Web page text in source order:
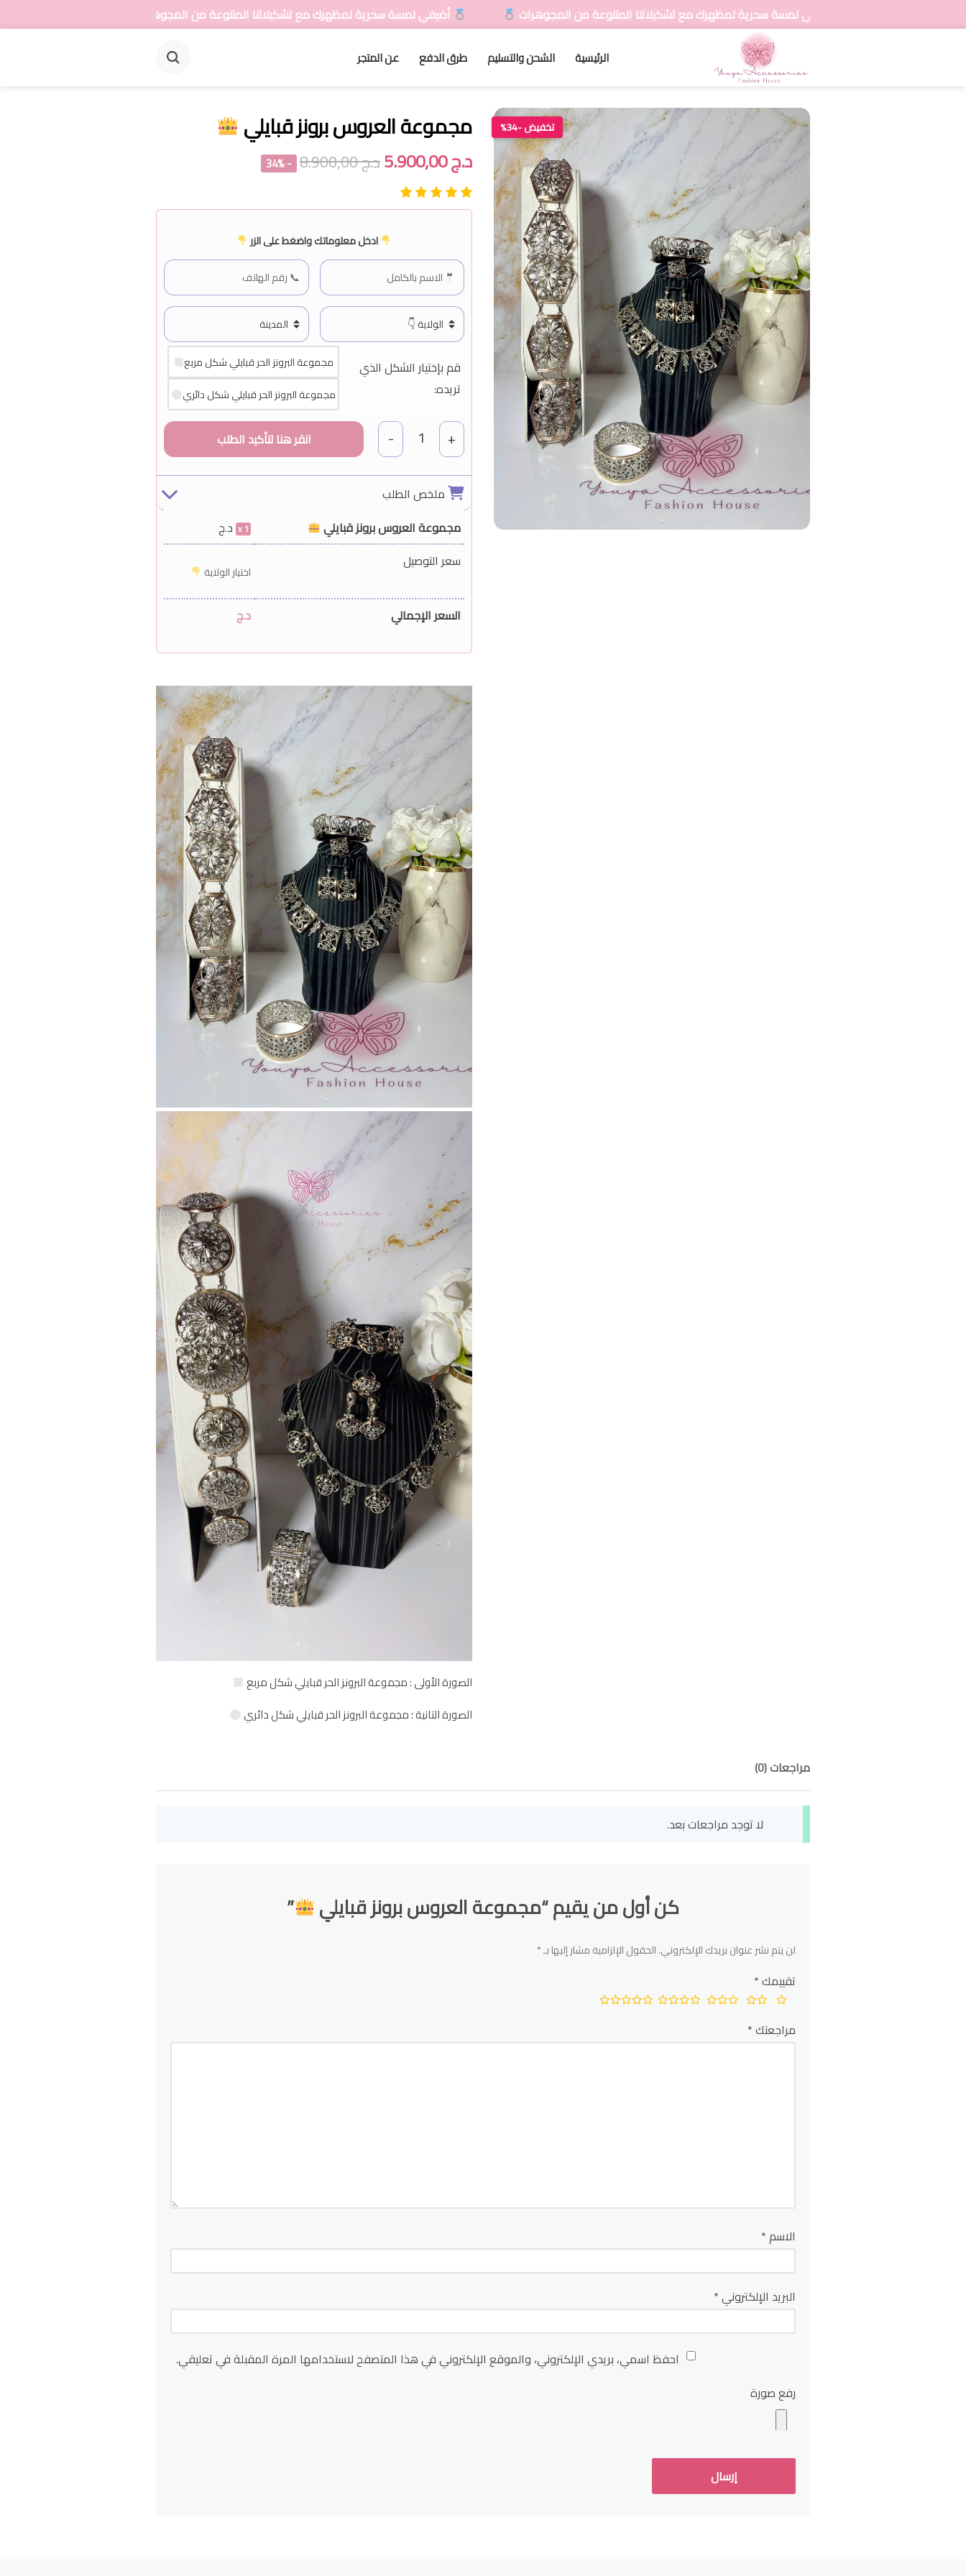
أضيفي لمسة سحرية لمظهرك مع تشكيلاتنا المتنوعة من المجوهرات أضيفي لمسة سحرية لمظهرك مع تشكيلاتنا المتنوعة من المجوهرات
الرئيسية الشحن والتسليم طرق الدفع عن المتجر
تخفيض -34% مجموعة العروس برونز قبايلي
د.ج5.900,00 د.ج8.900,00
- 34%
ادخل معلوماتك واضغط على الزر
قم بإختيار الشكل الذي
تريده:
مجموعة البرونز الحر قبايلي شكل مربع
مجموعة البرونز الحر قبايلي شكل دائري
+
1
-
ملخص الطلب
مجموعة العروس برونز قبايلي
1
د.ج
سعر التوصيل
اختيار الولاية
السعر الإجمالي د.ج
الصورة الأولى : مجموعة البرونز الحر قبايلي شكل مربع
الصورة التانية ؛ مجموعة البرونز الحر قبايلي شكل دائري
مراجعات (0)
لا توجد مراجعات بعد.
كن أول من يقيم “مجموعة العروس برونز قبايلي ”
لن يتم نشر عنوان بريدك الإلكتروني.الحقول الإلزامية مشار إليها بـ*
تقييمك*
مراجعتك*
الاسم*
البريد الإلكتروني*
احفظ اسمي، بريدي الإلكتروني، والموقع الإلكتروني في هذا المتصفح لاستخدامها المرة المقبلة في تعليقي.
رفع صورة